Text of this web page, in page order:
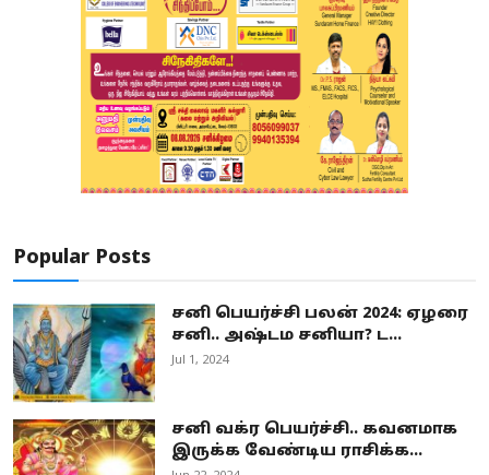
Popular Posts
சனி பெயர்ச்சி பலன் 2024: ஏழரை
சனி.. அஷ்டம சனியா? ட...
Jul 1, 2024
சனி வக்ர பெயர்ச்சி.. கவனமாக
இருக்க வேண்டிய ராசிக்க...